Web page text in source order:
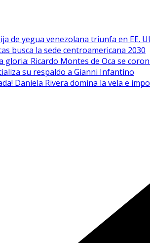
de yegua venezolana triunfa en EE.
busca la sede centroamericana 2030
gloria: Ricardo Montes de Oca se
su respaldo a Gianni Infantino
Daniela Rivera domina la vela e